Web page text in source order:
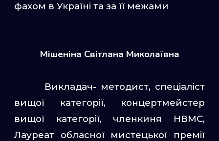
фахом в Україні та за її межами
Мішеніна Світлана Миколаївна
Викладач- методист, спеціаліст
вищої категорії, концертмейстер
вищої категорії, членкиня НВМС,
Лауреат обласної мистецької премії